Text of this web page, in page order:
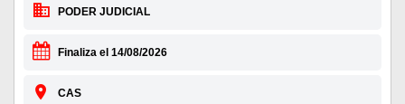
PODER JUDICIAL
Finaliza el 14/08/2026
CAS